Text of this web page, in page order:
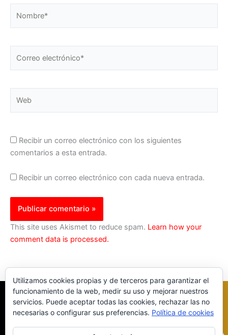
electrónico*
Recibir un correo electrónico con los siguientes
comentarios a esta entrada.
Recibir un correo electrónico con cada nueva entrada.
This site uses Akismet to reduce spam. Learn how your
comment data is processed.
Utilizamos cookies propias y de terceros para garantizar el
funcionamiento de la web, medir su uso y mejorar nuestros
servicios. Puede aceptar todas las cookies, rechazar las no
necesarias o configurar sus preferencias. Política de cookies